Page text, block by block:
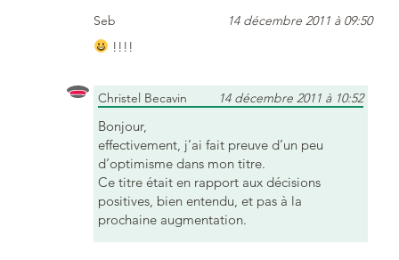
Seb 14 décembre 2011 à 09:50
!!!!
Christel Becavin 14 décembre 2011 à 10:52
Bonjour,
effectivement, j’ai fait preuve d’un peu
d’optimisme dans mon titre.
Ce titre était en rapport aux décisions
positives, bien entendu, et pas à la
prochaine augmentation.